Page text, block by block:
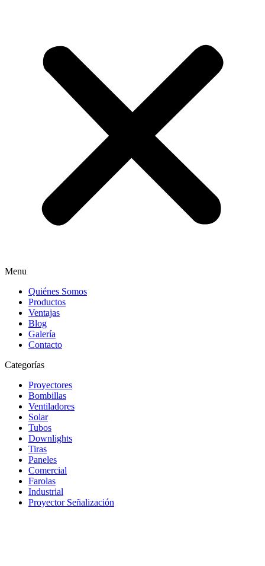
Menu
Quiénes Somos
Productos
Ventajas
Blog
Galería
Contacto
Categorías
Proyectores
Bombillas
Ventiladores
Solar
Tubos
Downlights
Tiras
Paneles
Comercial
Farolas
Industrial
Proyector Señalización